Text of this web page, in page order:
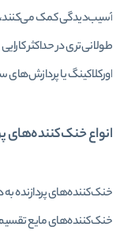
آسیب‌دیدگی کمک می‌کنند،
طولانی‌تری در حداکثر
اورکلاکینگ یا
انواع خنک‌کننده‌های
خنک‌کننده‌های پردازنده
خنک‌کننده‌های مایع